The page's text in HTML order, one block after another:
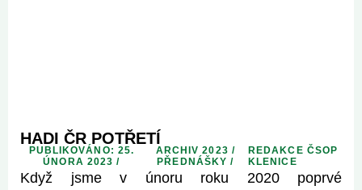
HADI ČR POTŘETÍ
PUBLIKOVÁNO: 25.
ÚNORA 2023 /
ARCHIV 2023 /
PŘEDNÁŠKY /
REDAKCE ČSOP
KLENICE
Když jsme v únoru roku 2020 poprvé